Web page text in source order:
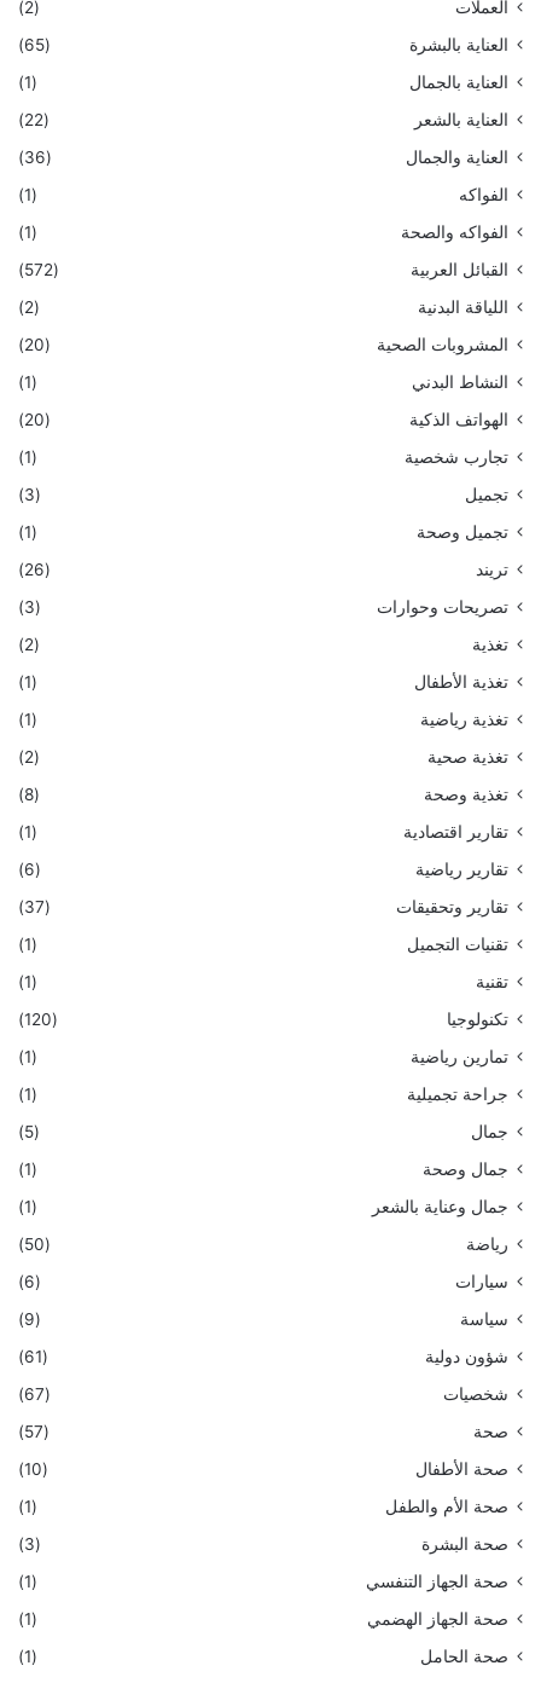
العملات
(2)
العناية بالبشرة
(65)
العناية بالجمال
(1)
العناية بالشعر
(22)
العناية والجمال
(36)
الفواكه
(1)
الفواكه والصحة
(1)
القبائل العربية
(572)
اللياقة البدنية
(2)
المشروبات الصحية
(20)
النشاط البدني
(1)
الهواتف الذكية
(20)
تجارب شخصية
(1)
تجميل
(3)
تجميل وصحة
(1)
تريند
(26)
تصريحات وحوارات
(3)
تغذية
(2)
تغذية الأطفال
(1)
تغذية رياضية
(1)
تغذية صحية
(2)
تغذية وصحة
(8)
تقارير اقتصادية
(1)
تقارير رياضية
(6)
تقارير وتحقيقات
(37)
تقنيات التجميل
(1)
تقنية
(1)
تكنولوجيا
(120)
تمارين رياضية
(1)
جراحة تجميلية
(1)
جمال
(5)
جمال وصحة
(1)
جمال وعناية بالشعر
(1)
رياضة
(50)
سيارات
(6)
سياسة
(9)
شؤون دولية
(61)
شخصيات
(67)
صحة
(57)
صحة الأطفال
(10)
صحة الأم والطفل
(1)
صحة البشرة
(3)
صحة الجهاز التنفسي
(1)
صحة الجهاز الهضمي
(1)
صحة الحامل
(1)